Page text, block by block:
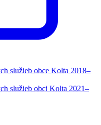
služieb obce Kolta 2018–
služieb obci Kolta 2021–